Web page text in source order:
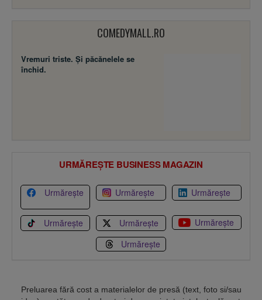
COMEDYMALL.RO
Vremuri triste. Şi păcănelele se
închid.
URMĂREȘTE BUSINESS MAGAZIN
Urmărește Urmărește Urmărește
Urmărește Urmărește
Urmărește
Urmărește
Preluarea fără cost a materialelor de presă (text, foto si/sau